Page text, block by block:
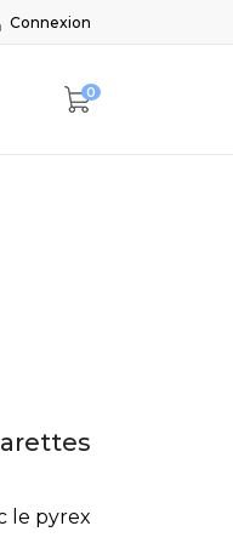
Connexion
0
le pyrex